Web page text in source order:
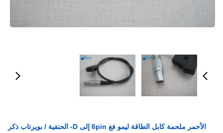
الأحمر ملحمة كابل الطاقة ليمو فغ 6pin إلى D- الحنفية / بويرتاب ذكر